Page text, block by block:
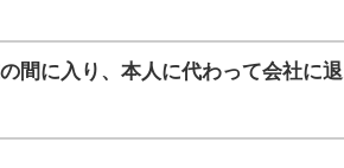
間に入り、本人に代わって会社に退